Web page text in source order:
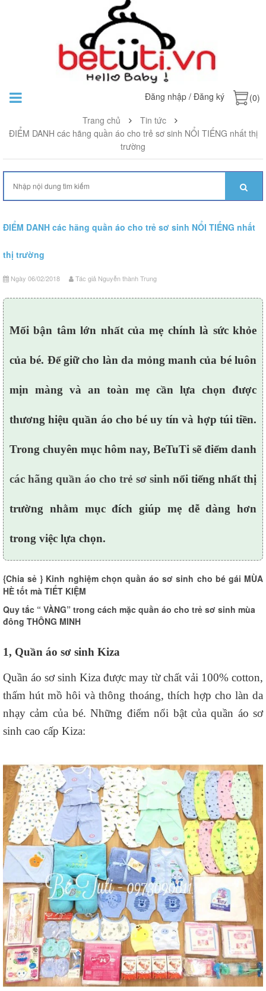
Đăng nhập / Đăng ký
(0)
Trang chủ
Tin tức
ĐIỂM DANH các hãng quần áo cho trẻ sơ sinh NỔI TIẾNG nhất thị
trường
ĐIỂM DANH các hãng quần áo cho trẻ sơ sinh NỔI TIẾNG nhất
thị trường
Ngày 06/02/2018 Tác giả Nguyễn thành Trung
Mối bận tâm lớn nhất của mẹ chính là sức khỏe
của bé. Để giữ cho làn da mỏng manh của bé luôn
mịn màng và an toàn mẹ cần lựa chọn được
thương hiệu quần áo cho bé uy tín và hợp túi tiền.
Trong chuyên mục hôm nay, BeTuTi sẽ điểm danh
các hãng quần áo cho trẻ sơ sinh nổi tiếng nhất thị
trường nhằm mục đích giúp mẹ dễ dàng hơn
trong việc lựa chọn.
{Chia sẻ } Kinh nghiệm chọn quần áo sơ sinh cho bé gái MÙA
HÈ tốt mà TIẾT KIỆM
Quy tắc “ VÀNG” trong cách mặc quần áo cho trẻ sơ sinh mùa
đông THÔNG MINH
1, Quần áo sơ sinh Kiza
Quần áo sơ sinh Kiza được may từ chất vải 100% cotton,
thấm hút mồ hôi và thông thoáng, thích hợp cho làn da
nhạy cảm của bé. Những điểm nổi bật của quần áo sơ
sinh cao cấp Kiza: